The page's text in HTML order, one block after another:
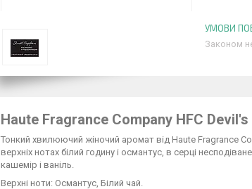
Законом
Haute Fragrance Company HFC
Тонкий хвилюючий жіночий аромат від Haute Fragrance
верхніх нотах білий годину і османтус, в серці
кашемір і ваніль.
Верхні ноти: Османтус, Білий чай.